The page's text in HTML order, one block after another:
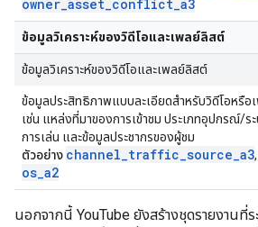
owner_asset_conflict_a3
ข้อมูลวิเคราะห์ของวิดีโอและเพลย์ลิสต์
ข้อมูลวิเคราะห์ของวิดีโอและเพลย์ลิสต์
ข้อมูลประสิทธิภาพแบบละเอียดสำหรับวิดีโอหรือ
เช่น แหล่งที่มาของการเข้าชม ประเภทอุปกรณ์/
การเล่น และข้อมูลประชากรของผู้ชม
ตัวอย่าง channel_traffic_source_a3,
os_a2
นอกจากนี้ YouTube ยังสร้างชุดรายงานที่